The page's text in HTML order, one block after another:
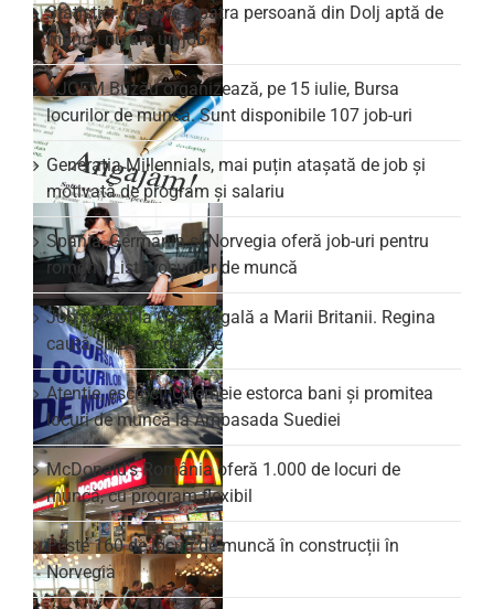
Statistici: Fiecare a patra persoană din Dolj aptă de
muncă nu are un job
AJOFM Buzău organizează, pe 15 iulie, Bursa
locurilor de muncă. Sunt disponibile 107 job-uri
Generația Millennials, mai puțin atașată de job și
motivată de program și salariu
Spania, Germania și Norvegia oferă job-uri pentru
români. Lista locurilor de muncă
Job vacant la Casa Regală a Marii Britanii. Regina
caută spălător de vase
Atenție, escroci! O femeie estorca bani și promitea
locuri de muncă la Ambasada Suediei
McDonald’s România oferă 1.000 de locuri de
muncă, cu program flexibil
Peste 160 de locuri de muncă în construcții în
Norvegia